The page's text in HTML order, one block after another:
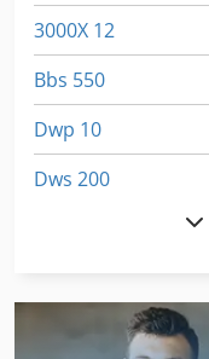
3000X 12
Bbs 550
Dwp 10
Dws 200